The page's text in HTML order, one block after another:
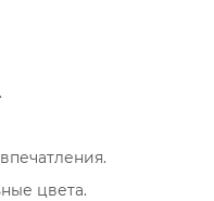
цвета.